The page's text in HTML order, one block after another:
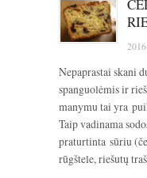
Nepaprastai skani
spanguolėmis ir
manymu tai yra
Taip vadinama
praturtinta sūriu
rūgštele, riešutų